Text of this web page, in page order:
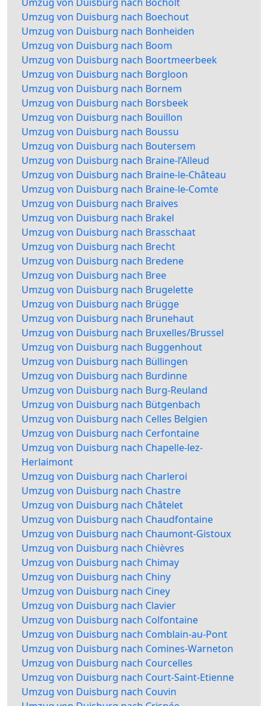
Umzug von Duisburg nach Boechout
Umzug von Duisburg nach Bonheiden
Umzug von Duisburg nach Boom
Umzug von Duisburg nach Boortmeerbeek
Umzug von Duisburg nach Borgloon
Umzug von Duisburg nach Bornem
Umzug von Duisburg nach Borsbeek
Umzug von Duisburg nach Bouillon
Umzug von Duisburg nach Boussu
Umzug von Duisburg nach Boutersem
Umzug von Duisburg nach Braine-l’Alleud
Umzug von Duisburg nach Braine-le-Château
Umzug von Duisburg nach Braine-le-Comte
Umzug von Duisburg nach Braives
Umzug von Duisburg nach Brakel
Umzug von Duisburg nach Brasschaat
Umzug von Duisburg nach Brecht
Umzug von Duisburg nach Bredene
Umzug von Duisburg nach Bree
Umzug von Duisburg nach Brugelette
Umzug von Duisburg nach Brügge
Umzug von Duisburg nach Brunehaut
Umzug von Duisburg nach Bruxelles/Brussel
Umzug von Duisburg nach Buggenhout
Umzug von Duisburg nach Büllingen
Umzug von Duisburg nach Burdinne
Umzug von Duisburg nach Burg-Reuland
Umzug von Duisburg nach Bütgenbach
Umzug von Duisburg nach Celles Belgien
Umzug von Duisburg nach Cerfontaine
Umzug von Duisburg nach Chapelle-lez-
Herlaimont
Umzug von Duisburg nach Charleroi
Umzug von Duisburg nach Chastre
Umzug von Duisburg nach Châtelet
Umzug von Duisburg nach Chaudfontaine
Umzug von Duisburg nach Chaumont-Gistoux
Umzug von Duisburg nach Chièvres
Umzug von Duisburg nach Chimay
Umzug von Duisburg nach Chiny
Umzug von Duisburg nach Ciney
Umzug von Duisburg nach Clavier
Umzug von Duisburg nach Colfontaine
Umzug von Duisburg nach Comblain-au-Pont
Umzug von Duisburg nach Comines-Warneton
Umzug von Duisburg nach Courcelles
Umzug von Duisburg nach Court-Saint-Etienne
Umzug von Duisburg nach Couvin